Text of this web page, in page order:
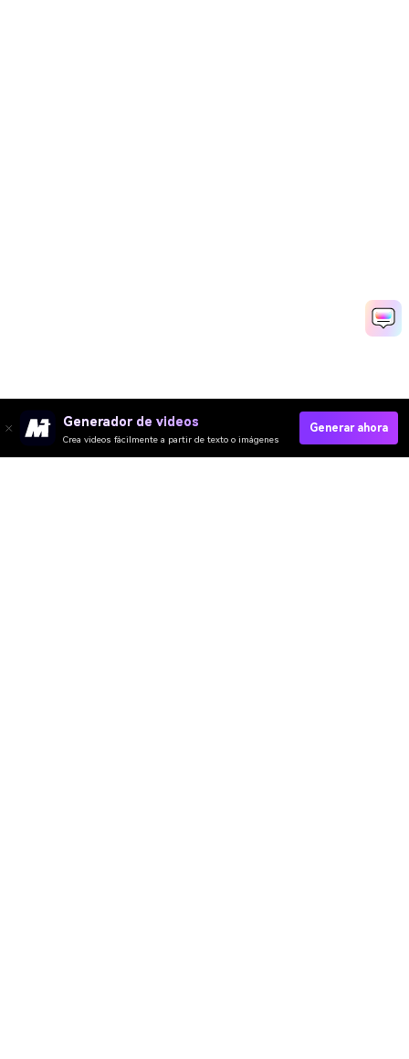
Generador de videos
Crea videos fácilmente a partir de texto o imágenes
Generar ahora